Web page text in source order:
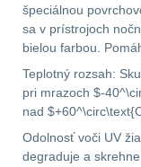
špeciálnou
sa v prístrojoch
bielou farbou.
Teplotný rozsah:
pri mrazoch $-
nad
Odolnosť voči UV
degraduje a